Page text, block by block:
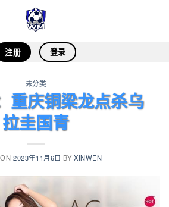
注册 登录
未分类
重庆铜梁龙点杀乌
拉圭国青
ON2023年11月6日 BYXINWEN